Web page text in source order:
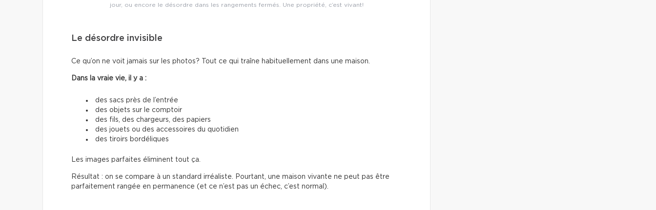
jour, ou encore le désordre dans les rangements fermés. Une propriété, c’est vivant!
Le désordre invisible
Ce qu’on ne voit jamais sur les photos? Tout ce qui traîne habituellement dans une maison.
Dans la vraie vie, il y a :
des sacs près de l’entrée
des objets sur le comptoir
des fils, des chargeurs, des papiers
des jouets ou des accessoires du quotidien
des tiroirs bordéliques
Les images parfaites éliminent tout ça.
Résultat : on se compare à un standard irréaliste. Pourtant, une maison vivante ne peut pas être
parfaitement rangée en permanence (et ce n’est pas un échec, c’est normal).